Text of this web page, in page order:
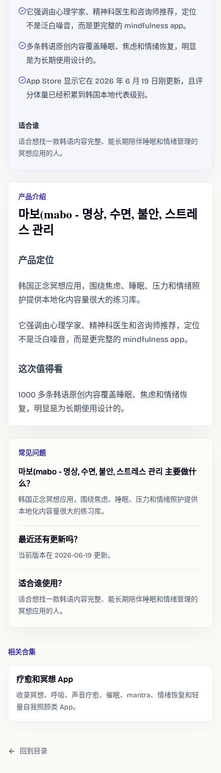
它强调由心理学家、精神科医生和咨询师推荐，定位
不是泛白噪音，而是更完整的 mindfulness app。
多条韩语原创内容覆盖睡眠、焦虑和情绪恢复，明显
是为长期使用设计的。
App Store 显示它在 2026 年 6 月 19 日刚更新，且评
分体量已经积累到韩国本地代表级别。
适合谁
适合想找一款韩语内容完整、能长期陪伴睡眠和情绪管理的
冥想应用的人。
产品介绍
마보(mabo - 명상, 수면, 불안, 스트레
스 관리
产品定位
韩国正念冥想应用，围绕焦虑、睡眠、压力和情绪照
护提供本地化内容量很大的练习库。
它强调由心理学家、精神科医生和咨询师推荐，定位
不是泛白噪音，而是更完整的 mindfulness app。
这次值得看
1000 多条韩语原创内容覆盖睡眠、焦虑和情绪恢
复，明显是为长期使用设计的。
常见问题
마보(mabo - 명상, 수면, 불안, 스트레스 관리 主要做什
么？
韩国正念冥想应用，围绕焦虑、睡眠、压力和情绪照护提供
本地化内容量很大的练习库。
最近还有更新吗？
当前版本在 2026-06-19 更新。
适合谁使用？
适合想找一款韩语内容完整、能长期陪伴睡眠和情绪管理的
冥想应用的人。
相关合集
疗愈和冥想 App
收录冥想、呼吸、声音疗愈、催眠、mantra、情绪恢复和轻
量自我照顾类 App。
回到目录